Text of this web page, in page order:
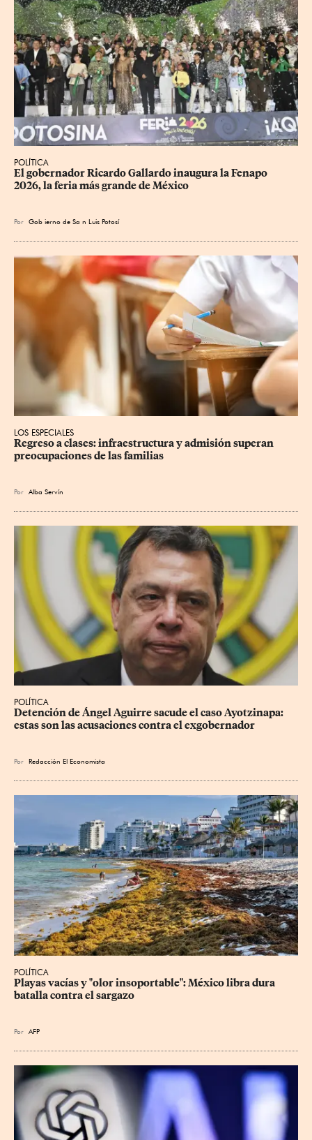
POLÍTICA
​El gobernador Ricardo Gallardo inaugura la Fenapo
2026, la feria más grande de México
Por Gob ierno de Sa n Luis Potosí
LOS ESPECIALES
Regreso a clases: infraestructura y admisión superan
preocupaciones de las familias
Por Alba Servín
POLÍTICA
Detención de Ángel Aguirre sacude el caso Ayotzinapa:
estas son las acusaciones contra el exgobernador
Por Redacción El Economista
POLÍTICA
Playas vacías y "olor insoportable": México libra dura
batalla contra el sargazo
Por AFP